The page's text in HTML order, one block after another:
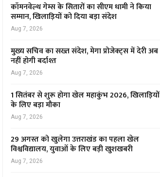
कॉमनवेल्थ गेम्स के सितारों का सीएम धामी ने किया
सम्मान, खिलाड़ियों को दिया बड़ा संदेश
Aug 7, 2026
मुख्य सचिव का सख्त संदेश, मेगा प्रोजेक्ट्स में देरी अब
नहीं होगी बर्दाश्त
Aug 7, 2026
1 सितंबर से शुरू होगा खेल महाकुंभ 2026, खिलाड़ियों
के लिए बड़ा मौका
Aug 7, 2026
29 अगस्त को खुलेगा उत्तराखंड का पहला खेल
विश्वविद्यालय, युवाओं के लिए बड़ी खुशखबरी
Aug 7, 2026